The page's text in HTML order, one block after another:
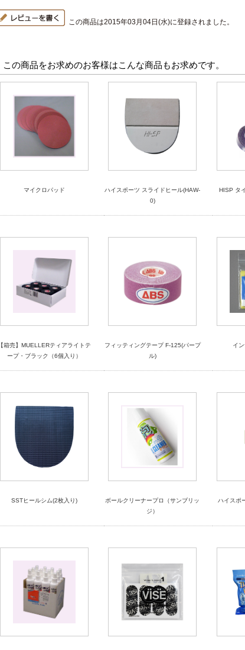
この商品は2015年03月04日(水)に登録されました。
この商品をお求めのお客様はこんな商品もお求めです。
マイクロパッド
ハイスポーツ スライドヒール(HAW-
0)
HISP タ
【箱売】MUELLERティアライトテ
ープ・ブラック（6個入り）
フィッティングテープ F-125(パープ
ル)
イ
SSTヒールシム(2枚入り)
ボールクリーナープロ（サンブリッ
ジ）
ハイスポ